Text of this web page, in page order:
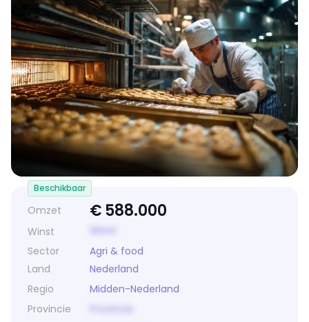
Omzet €588.000
Winst
Sector
Agri & food
Land
Nederland
Regio
Midden-Nederland
Provincie
Provincie
Beschikbaar